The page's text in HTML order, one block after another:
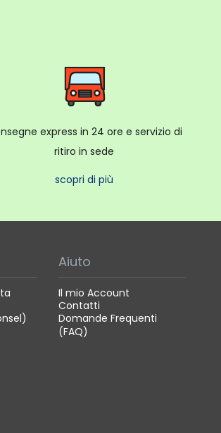
express in 24 ore e servizio di
ritiro in sede
scopri di più
Aiuto
Il mio Account
Contatti
Domande Frequenti
(FAQ)